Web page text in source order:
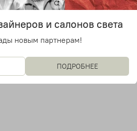
32 900 руб
и салонов света
новым партнерам!
ПОДРОБНЕЕ